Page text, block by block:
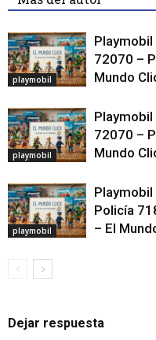
playmobil
72070 –
Mundo
playmobil
72070 –
Mundo
playmobil
Policía
– El
Dejar respuesta